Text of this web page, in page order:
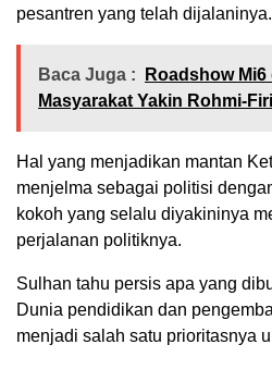
pesantren yang telah dijalaninya.
Baca Juga :
Roadshow
Masyarakat Yakin Rohmi-
Hal yang menjadikan mantan
menjelma sebagai politisi
kokoh yang selalu diyakininya
perjalanan politiknya.
Sulhan tahu persis apa yang
Dunia pendidikan dan
menjadi salah satu prioritasnya